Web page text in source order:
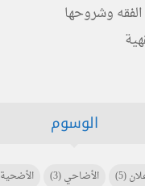
وشروحها
الوسوم
(5) الأضاحي(3) الأضحية